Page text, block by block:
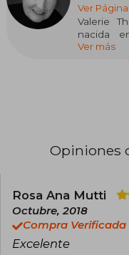
Ver
Valerie
nacida
ilustrador
siete
más de
Ver más
Opiniones
Rosa Ana Mutti
Octubre, 2018
Compra Verificada
Excelente